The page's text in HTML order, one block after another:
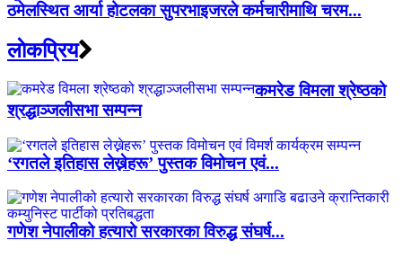
ठमेलस्थित आर्या होटलका सुपरभाइजरले कर्मचारीमाथि चरम...
लाेकप्रिय
कमरेड विमला श्रेष्ठको
श्रद्धाञ्जलीसभा सम्पन्न
‘रगतले इतिहास लेख्नेहरू’ पुस्तक विमोचन एवं...
गणेश नेपालीको हत्यारो सरकारका विरुद्ध संघर्ष...